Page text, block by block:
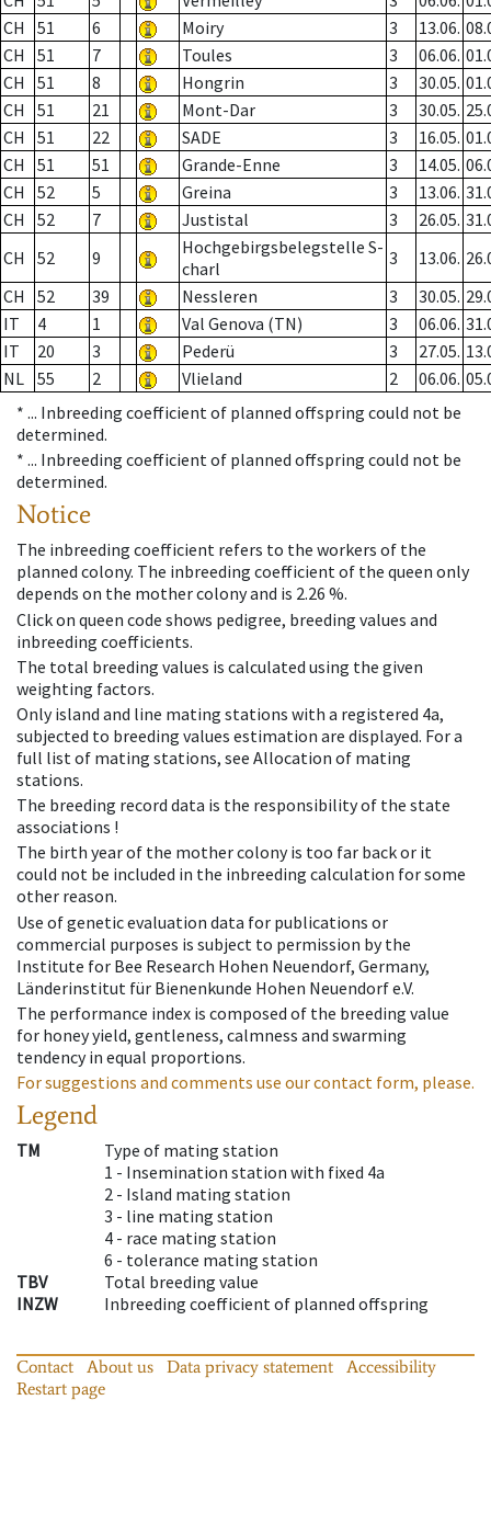
CH
51 6 Moiry 3 13.06.
CH
51 7 Toules 3 06.06.
CH
51 8 Hongrin 3 30.05.
CH
51 21 Mont-Dar 3 30.05.
CH
51 22 SADE 3 16.05.
CH
51 51 Grande-Enne 3 14.05.
CH
52 5 Greina 3 13.06.
CH
52 7 Justistal 3 26.05.
CH
52 9
Hochgebirgsbelegstelle S-
charl
3 13.06.
CH
52 39 Nessleren 3 30.05.
IT
4 1 Val Genova (TN) 3 06.06.
IT
20 3 Pederü 3 27.05.
NL 55 2 Vlieland 2 06.06.
* ... Inbreeding coefficient of planned offspring could not be
determined.
* ... Inbreeding coefficient of planned offspring could not be
determined.
Notice
The inbreeding coefficient refers to the workers of the
planned colony. The inbreeding coefficient of the queen only
depends on the mother colony and is 2.26 %.
Click on queen code shows pedigree, breeding values and
inbreeding coefficients.
The total breeding values is calculated using the given
weighting factors.
Only island and line mating stations with a registered 4a,
subjected to breeding values estimation are displayed. For a
full list of mating stations, see Allocation of mating
stations.
The breeding record data is the responsibility of the state
associations !
The birth year of the mother colony is too far back or it
could not be included in the inbreeding calculation for some
other reason.
Use of genetic evaluation data for publications or
commercial purposes is subject to permission by the
Institute for Bee Research Hohen Neuendorf, Germany,
Länderinstitut für Bienenkunde Hohen Neuendorf e.V.
The performance index is composed of the breeding value
for honey yield, gentleness, calmness and swarming
tendency in equal proportions.
For suggestions and comments use our contact form, please.
Legend
TM
Type of mating station
1 - Insemination station with fixed 4a
2 - Island mating station
3 - line mating station
4 - race mating station
6 - tolerance mating station
TBV
Total breeding value
INZW
Inbreeding coefficient of planned offspring
Contact About us Data privacy statement
Accessibility
Restart page